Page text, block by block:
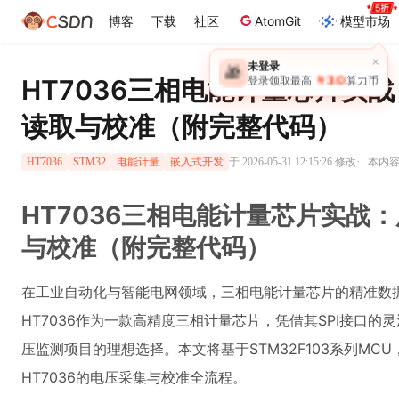
博客 下载 社区 AtomGit 模型市场
×
🎁 未登录
登录领取最高 ￥30 算力币
HT7036三相电能计量芯片实
读取与校准（附完整代码）
HT7036 STM32 电能计量 嵌入式开发 于 2026-05-31 12:15:26 修改· 本内
HT7036三相电能计量芯片实战
与校准（附完整代码）
在工业自动化与智能电网领域，三相电能计量芯片的精准
HT7036作为一款高精度三相计量芯片，凭借其SPI接口的
压监测项目的理想选择。本文将基于STM32F103系列
HT7036的电压采集与校准全流程。